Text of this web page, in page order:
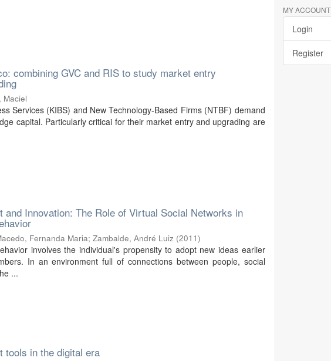
combining GVC and RIS to study market entry
Maciel
Services (KIBS) and New Technology-Based Firms (NTBF) demand
capital. Particularly criticai for their market entry and upgrading are
and Innovation: The Role of Virtual Social Networks in
Fernanda Maria;Zambalde, André Luiz (2011)
involves the individual's propensity to adopt new ideas earlier
In an environment full of connections between people, social
...
tools in the digital era
MY ACCOUNT
Login
Register